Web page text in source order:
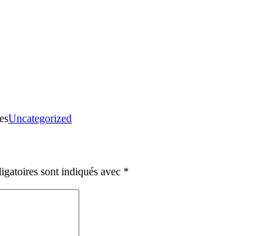
Uncategorized
sont indiqués avec *